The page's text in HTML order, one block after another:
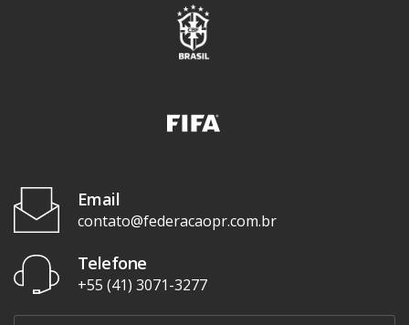
Email
contato@federacaopr.com.br
Telefone
+55 (41) 3071-3277